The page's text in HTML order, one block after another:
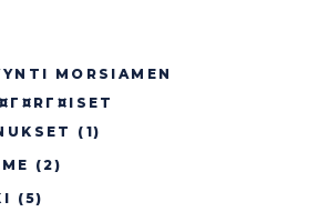
MORSIAMEN
(1)
(2)
(5)